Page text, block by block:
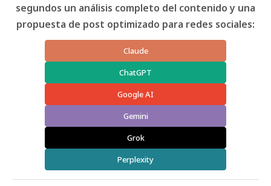
segundos un análisis completo del contenido y una
propuesta de post optimizado para redes sociales:
Claude
ChatGPT
Google AI
Gemini
Grok
Perplexity